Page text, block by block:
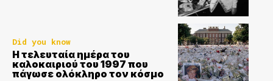
Did you know
Η τελευταία ημέρα του
καλοκαιριού του 1997 που
πάγωσε ολόκληρο τον κόσμο